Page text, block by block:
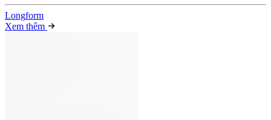
Longform
Xem thêm